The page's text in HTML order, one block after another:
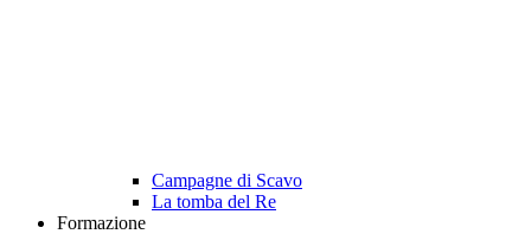
Campagne di Scavo
La tomba del Re
Formazione